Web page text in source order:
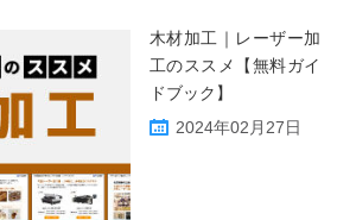
木材加工｜レーザー加
工のススメ【無料ガイ
ドブック】
2024年02月27日